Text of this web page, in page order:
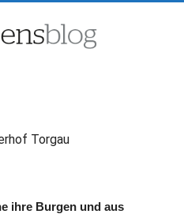
Torgau
ihre Burgen und aus